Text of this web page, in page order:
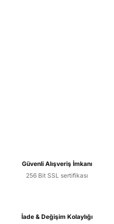
Güvenli Alışveriş İmkanı
256 Bit SSL sertifikası
İade & Değişim Kolaylığı